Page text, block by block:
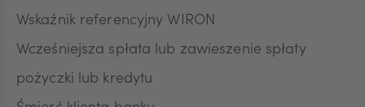
Wskaźnik referencyjny WIRON
Wcześniejsza spłata lub zawieszenie spłaty
pożyczki lub kredytu